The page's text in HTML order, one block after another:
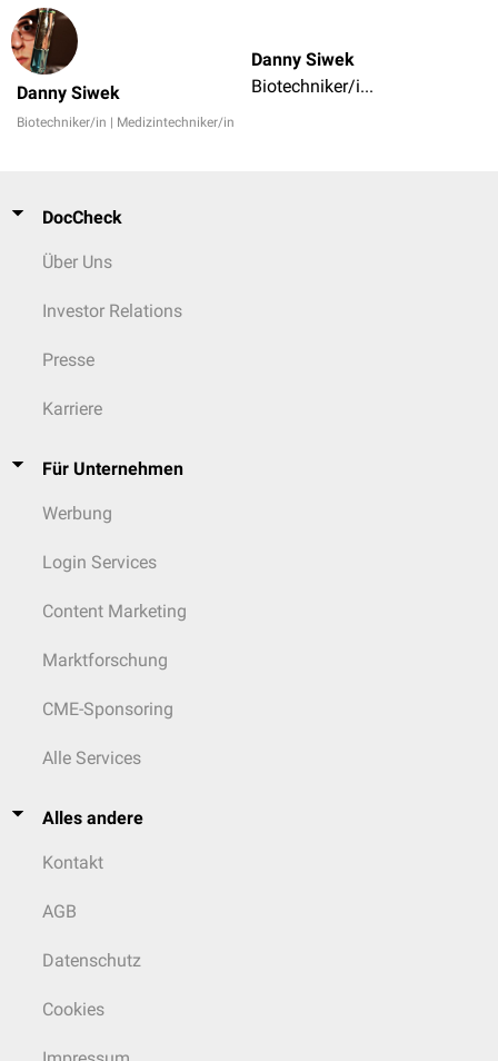
Danny Siwek
Biotechniker/in | Medizintechniker/in
Danny Siwek
Biotechniker/in | Medizintechniker/in
DocCheck
Über Uns
Investor Relations
Presse
Karriere
Für Unternehmen
Werbung
Login Services
Content Marketing
Marktforschung
CME-Sponsoring
Alle Services
Alles andere
Kontakt
AGB
Datenschutz
Cookies